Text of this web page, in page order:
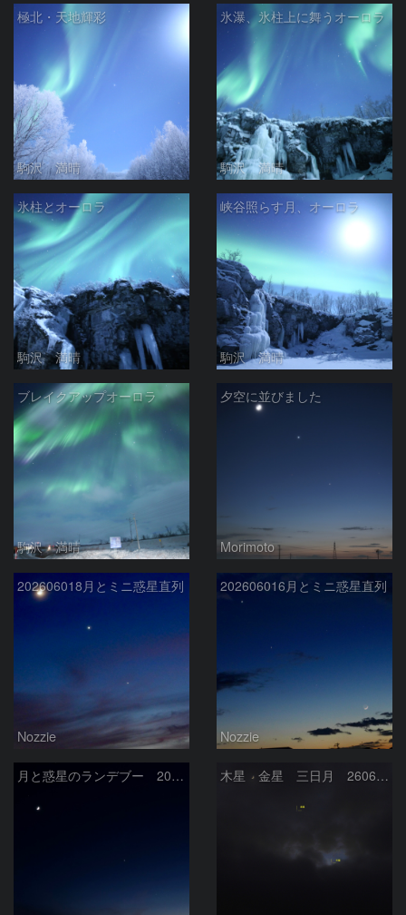
極北・天地輝彩
駒沢 満晴
氷瀑、氷柱上に舞うオーロラ
駒沢 満晴
氷柱とオーロラ
駒沢 満晴
峡谷照らす月、オーロラ
駒沢 満晴
ブレイクアップオーロラ
駒沢 満晴
夕空に並びました
Morimoto
202606018月とミニ惑星直列
Nozzie
202606016月とミニ惑星直列
Nozzie
月と惑星のランデブー 2026/06/19 木星 金星 三日月 260618